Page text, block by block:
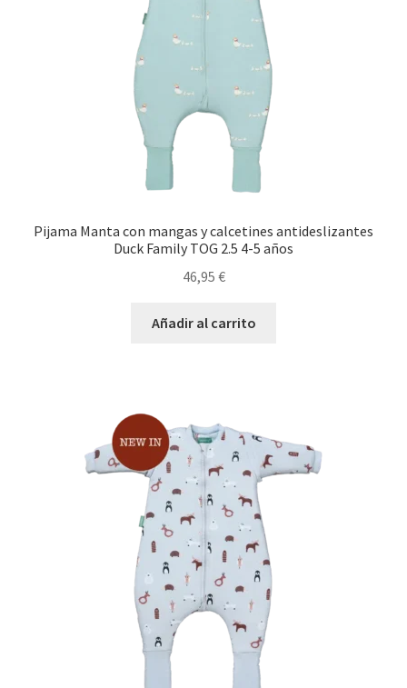
Pijama Manta con mangas y calcetines antideslizantes
Duck Family TOG 2.5 4-5 años
46,95 €
Añadir al carrito